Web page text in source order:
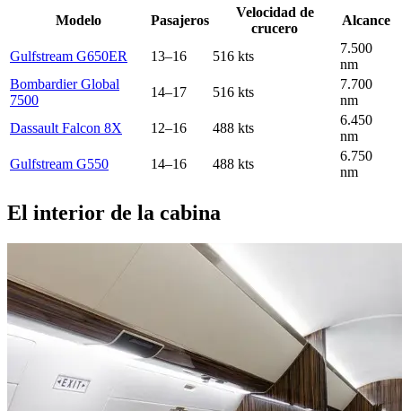
Modelo Pasajeros
Velocidad de
crucero
Alcance
Gulfstream G650ER 13–16 516 kts
7.500
nm
Bombardier Global
7500
14–17 516 kts
7.700
nm
Dassault Falcon 8X
12–16 488 kts
6.450
nm
Gulfstream G550
14–16 488 kts
6.750
nm
El interior de la cabina